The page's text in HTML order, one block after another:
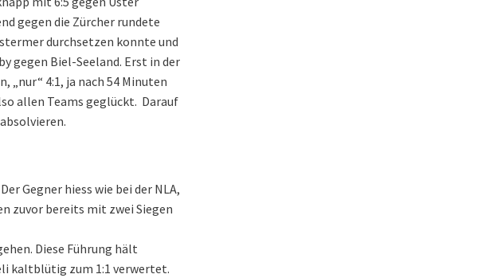
gegen die Zürcher rundete
durchsetzen konnte und
gegen Biel-Seeland. Erst in der
„nur“ 4:1, ja nach 54 Minuten
allen Teams geglückt. Darauf
Gegner hiess wie bei der NLA,
zuvor bereits mit zwei Siegen
Diese Führung hält
kaltblütig zum 1:1 verwertet.